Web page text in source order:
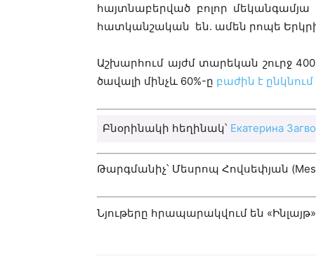
հայտնաբերված բոլոր
հատկանշական են. ամեն րոպե Երկրի
Աշխարհում այժմ տարեկան շուրջ
ծավալի մինչև 60%-ը բաժին է ընկնում
Բնօրինակի հեղինակ՝ Екатерина
Թարգմանիչ՝ Մեսրոպ Հովսեփյան
Նյութերը հրապարակվում են